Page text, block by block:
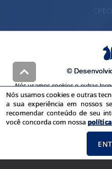
CRECI
©
Nós usamos cookies e outras
a sua experiência em nossos
recomendar conteúdo de seu
você concorda com nossa
Nós usamos cookies e outras
a sua experiência em nossos
recomendar conteúdo de seu
você concorda com nossa